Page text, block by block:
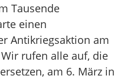
Tausende
einen
Antikriegsaktion am
rufen alle auf, die
am 6. März in